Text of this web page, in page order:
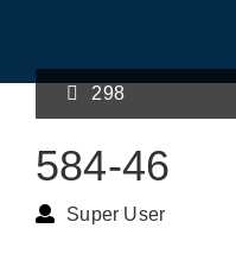
298
584-46
Super User